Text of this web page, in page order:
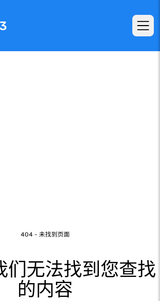
404 - 未找到页面
们无法找到您查找
的内容